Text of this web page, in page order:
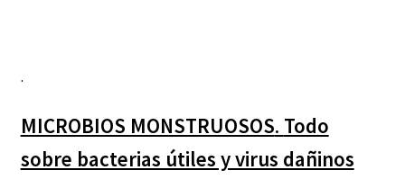
.
MICROBIOS MONSTRUOSOS. Todo
sobre bacterias útiles y virus dañinos